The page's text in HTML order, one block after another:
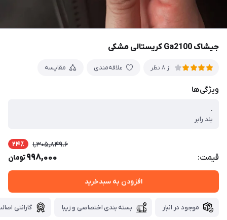
جیشاک Ga2100 کریستالی مشکی
از 8 نظر علاقه‌مندی مقایسه
ویژگی‌ها
.
بند رابر
قیمت:
1,305,849.6 24٪
998,000تومان
افزودن به سبدخرید
موجود در انبار بسته بندی اختصاصی و زیبا گارانتی